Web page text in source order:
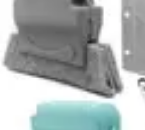
Conseils de préparation
du Vitrage
Préparation et conseils
Remplacement Vitre